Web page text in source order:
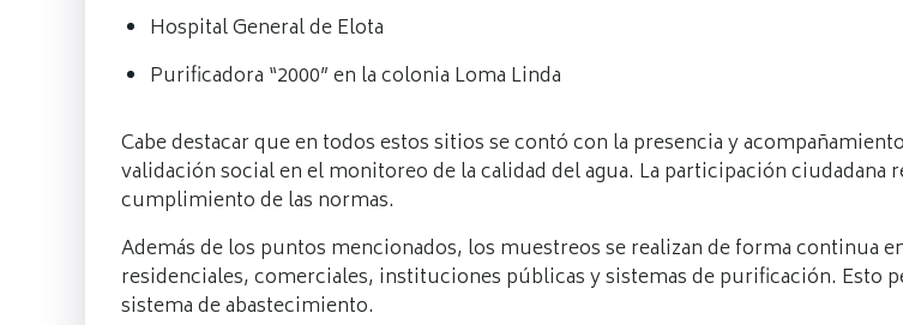
Hospital General de Elota
Purificadora “2000” en la colonia Loma Linda
Cabe destacar que en todos estos sitios se contó con la presencia y
validación social en el monitoreo de la calidad del agua. La participación
cumplimiento de las normas.
Además de los puntos mencionados, los muestreos se realizan de forma
residenciales, comerciales, instituciones públicas y sistemas de purificación. Esto
sistema de abastecimiento.